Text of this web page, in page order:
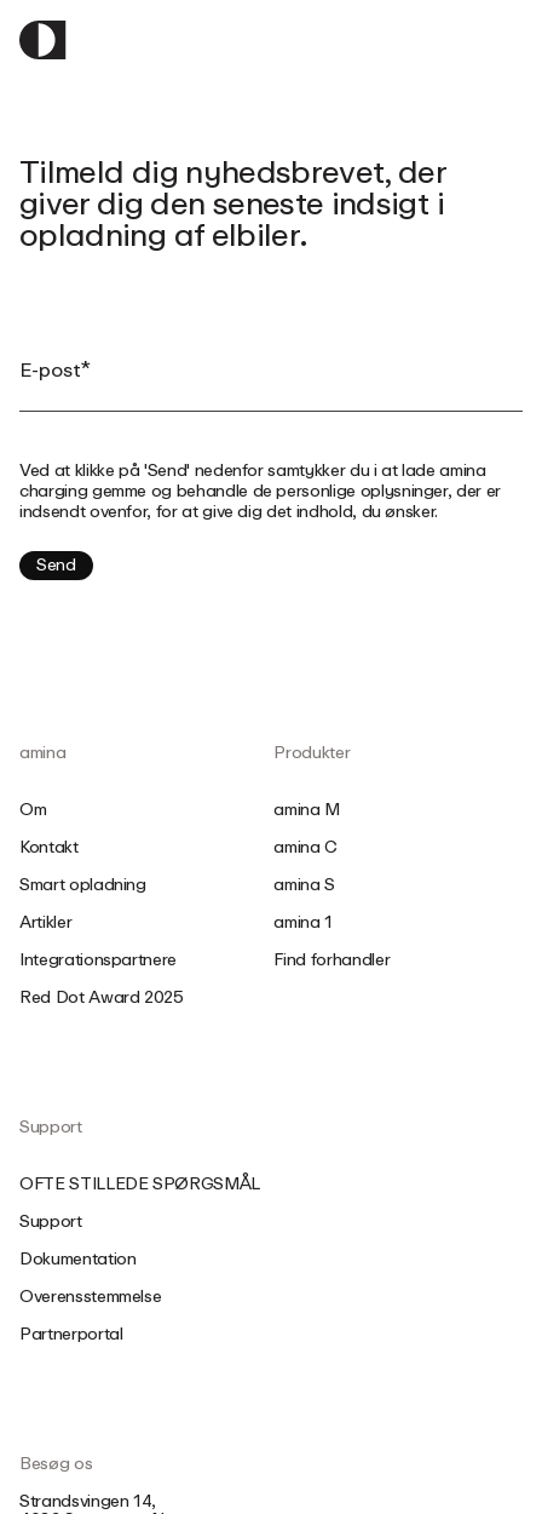
Tilmeld dig nyhedsbrevet, der
giver dig den seneste indsigt i
opladning af elbiler.
Ved at klikke på 'Send' nedenfor samtykker du i at lade amina
charging gemme og behandle de personlige oplysninger, der er
indsendt ovenfor, for at give dig det indhold, du ønsker.
amina
Om
Kontakt
Smart opladning
Artikler
Integrationspartnere
Red Dot Award 2025
Produkter
amina M
amina C
amina S
amina 1
Find forhandler
Support
OFTE STILLEDE SPØRGSMÅL
Support
Dokumentation
Overensstemmelse
Partnerportal
Besøg os
Strandsvingen 14,